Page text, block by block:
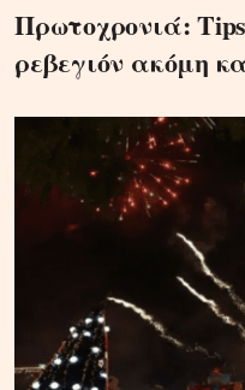
Πρωτοχρονιά:
ρεβεγιόν ακόμη